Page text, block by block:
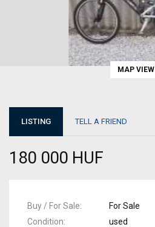
MAP VIEW
LISTING TELL A FRIEND
180 000 HUF
Buy / For Sale
For Sale
Condition
used